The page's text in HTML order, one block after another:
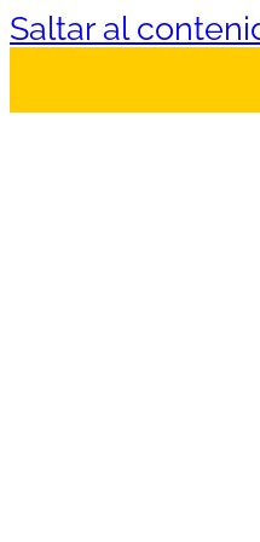
Saltar al